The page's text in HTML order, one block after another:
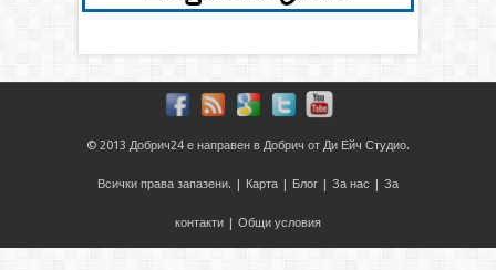
© 2013 Добрич24 е направен в Добрич от Ди Ейч Студио.
Всички права запазени. | Карта Блог За нас За
контакти Общи условия